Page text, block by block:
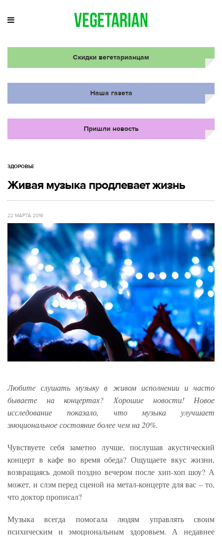
Скидки вегетарианцам
Наша газета
Пришли новость
ЗДОРОВЬЕ
Живая музыка продлевает жизнь
22 МАРТА 2019
Любите слушать музыку в живом исполнении и часто
бываете на концертах? Хорошие новости! Новое
исследование показало, что музыка улучшает
эмоциональное состояние более чем на 20%.
Чувствуете себя заметно лучше, послушав акустический
концерт в кафе во время обеда? Ощущаете вкус жизни,
возвращаясь домой поздно вечером после хип-хоп шоу? А
может, и слэм перед сценой на метал-концерте для вас – то,
что доктор прописал?
Музыка всегда помогала людям управлять своим
психическим и эмоциональным здоровьем. А недавнее